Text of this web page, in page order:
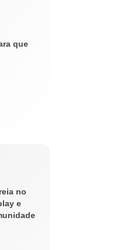
que
no
e